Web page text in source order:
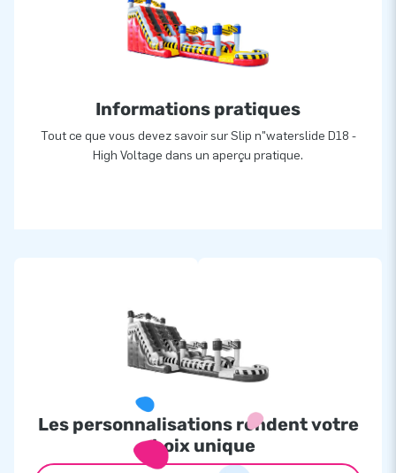
Informations pratiques
Tout ce que vous devez savoir sur Slip n"waterslide D18 -
High Voltage dans un aperçu pratique.
Les personnalisations rendent votre
choix unique